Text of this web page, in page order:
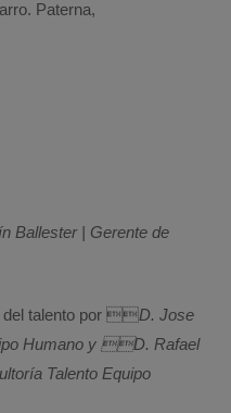
Paterna,
Ballester | Gerente de
del talento por D. Jose
Humano y D. Rafael
Talento Equipo